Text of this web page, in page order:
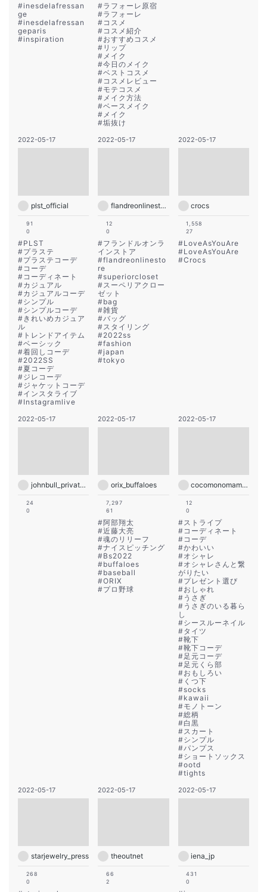
#inesdelafressan
ge
#inesdelafressan
geparis
#inspiration
#ラフォーレ原宿
#ラフォーレ
# コスメ
# コスメ紹介
#おすすめコスメ
# リップ
# メイク
#今日のメイク
#ベストコスメ
# コスメレビュー
#モテコスメ
# メイク方法
#ベースメイク
# メイク
#垢抜け
2022-05-17
plst_official
91
0
#PLST
#プラステ
#プラステコーデ
# コーデ
# コーディネート
#カジュアル
#カジュアルコーデ
#シンプル
#シンプルコーデ
# きれいめカジュア
ル
# トレンドアイテム
#ベーシック
#着回しコーデ
#2022SS
#夏コーデ
#ジレコーデ
#ジャケットコーデ
#インスタライブ
#Instagramlive
2022-05-17
flandreonlinestore
12
0
#フランドルオンラ
インストア
#flandreonlinesto
re
#superiorcloset
# スーペリアクロー
ゼット
#bag
#雑貨
#バッグ
# スタイリング
#2022ss
#fashion
#japan
#tokyo
2022-05-17
crocs
1,558
27
#LoveAsYouAre
#LoveAsYouAre
#Crocs
2022-05-17
johnbull_private_labo
24
0
2022-05-17
orix_buffaloes
7,297
61
#阿部翔太
#近藤大亮
#魂のリリーフ
#ナイスピッチング
#Bs2022
#buffaloes
#baseball
#ORIX
#プロ野球
2022-05-17
cocomonomamani
12
0
# ストライプ
# コーディネート
# コーデ
#かわいい
#オシャレ
#オシャレさんと繋
がりたい
#プレゼント選び
#おしゃれ
# うさぎ
# うさぎのいる暮ら
し
#シースルーネイル
#タイツ
#靴下
#靴下コーデ
# 足元コーデ
# 足元くら部
#おもしろい
# くつ下
#socks
#kawaii
#モノトーン
#総柄
#白黒
# スカート
#シンプル
#パンプス
#ショートソックス
#ootd
#tights
2022-05-17
starjewelry_press
268
0
2022-05-17
theoutnet
66
2
2022-05-17
iena_jp
431
0